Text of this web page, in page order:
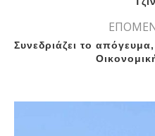
Συνεδριάζει το